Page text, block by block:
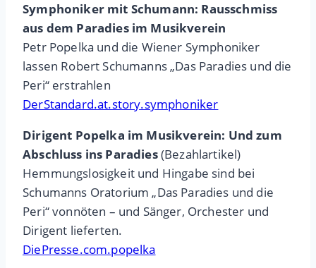
Symphoniker mit Schumann: Rausschmiss
aus dem Paradies im Musikverein
Petr Popelka und die Wiener Symphoniker
lassen Robert Schumanns „Das Paradies und die
Peri“ erstrahlen
DerStandard.at.story.symphoniker
Dirigent Popelka im Musikverein: Und zum
Abschluss ins Paradies(Bezahlartikel)
Hemmungslosigkeit und Hingabe sind bei
Schumanns Oratorium „Das Paradies und die
Peri“ vonnöten – und Sänger, Orchester und
Dirigent lieferten.
DiePresse.com.popelka